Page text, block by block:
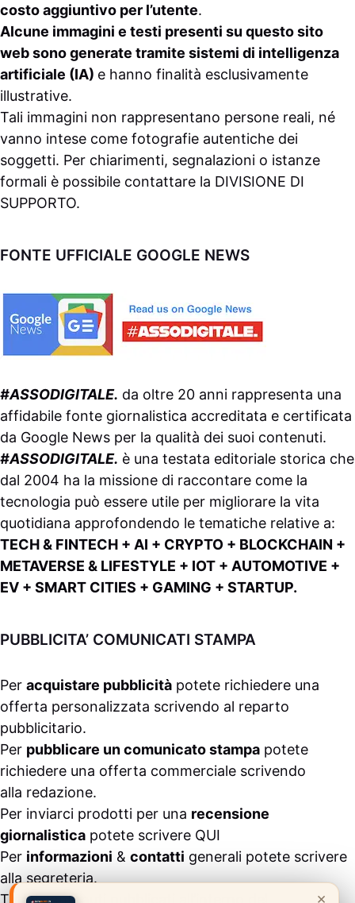
costo aggiuntivo per l’utente.
Alcune immagini e testi presenti su questo sito
web sono generate tramite sistemi di intelligenza
artificiale (IA) e hanno finalità esclusivamente
illustrative.
Tali immagini non rappresentano persone reali, né
vanno intese come fotografie autentiche dei
soggetti. Per chiarimenti, segnalazioni o istanze
formali è possibile contattare la DIVISIONE DI
SUPPORTO.
FONTE UFFICIALE GOOGLE NEWS
#ASSODIGITALE. da oltre 20 anni rappresenta una
affidabile fonte giornalistica accreditata e certificata
da Google News per la qualità dei suoi contenuti.
#ASSODIGITALE. è una testata editoriale storica che
dal 2004 ha la missione di raccontare come la
tecnologia può essere utile per migliorare la vita
quotidiana approfondendo le tematiche relative a:
TECH & FINTECH + AI + CRYPTO + BLOCKCHAIN +
METAVERSE & LIFESTYLE + IOT + AUTOMOTIVE +
EV + SMART CITIES + GAMING + STARTUP.
PUBBLICITA’ COMUNICATI STAMPA
Per acquistare pubblicità potete richiedere una
offerta personalizzata scrivendo al reparto
pubblicitario.
Per pubblicare un comunicato stampa potete
richiedere una offerta commerciale scrivendo
alla redazione.
Per inviarci prodotti per una recensione
giornalistica potete scrivere QUI
Per informazioni & contatti generali potete scrivere
alla segreteria.
Tutti i contenuti pubblicati all’interno del
×